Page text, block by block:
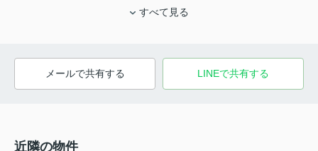
すべて見る
メールで共有する LINEで共有する
近隣の物件